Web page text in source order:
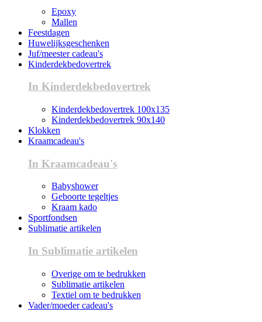
Epoxy
Mallen
Feestdagen
Huwelijksgeschenken
Juf/meester cadeau's
Kinderdekbedovertrek
In Kinderdekbedovertrek
Kinderdekbedovertrek 100x135
Kinderdekbedovertrek 90x140
Klokken
Kraamcadeau's
In Kraamcadeau's
Babyshower
Geboorte tegeltjes
Kraam kado
Sportfondsen
Sublimatie artikelen
In Sublimatie artikelen
Overige om te bedrukken
Sublimatie artikelen
Textiel om te bedrukken
Vader/moeder cadeau's